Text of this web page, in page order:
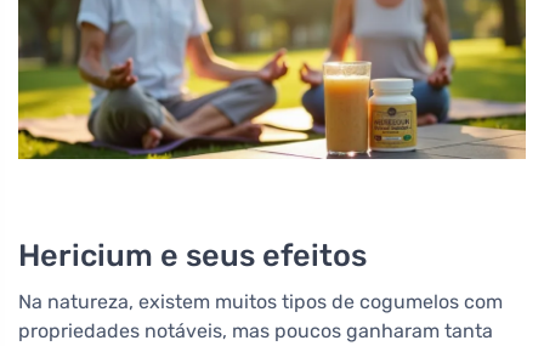
Hericium e seus efeitos
Na natureza, existem muitos tipos de cogumelos com
propriedades notáveis, mas poucos ganharam tanta